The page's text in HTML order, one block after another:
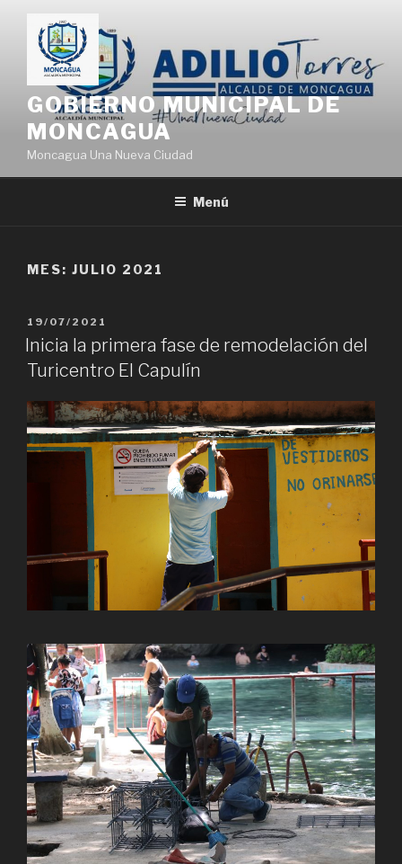
contenido
GOBIERNO MUNICIPAL DE
MONCAGUA
Moncagua Una Nueva Ciudad
Menú
MES: JULIO 2021
PUBLICADO
EL
19/07/2021
Inicia la primera fase de remodelación del
Turicentro El Capulín